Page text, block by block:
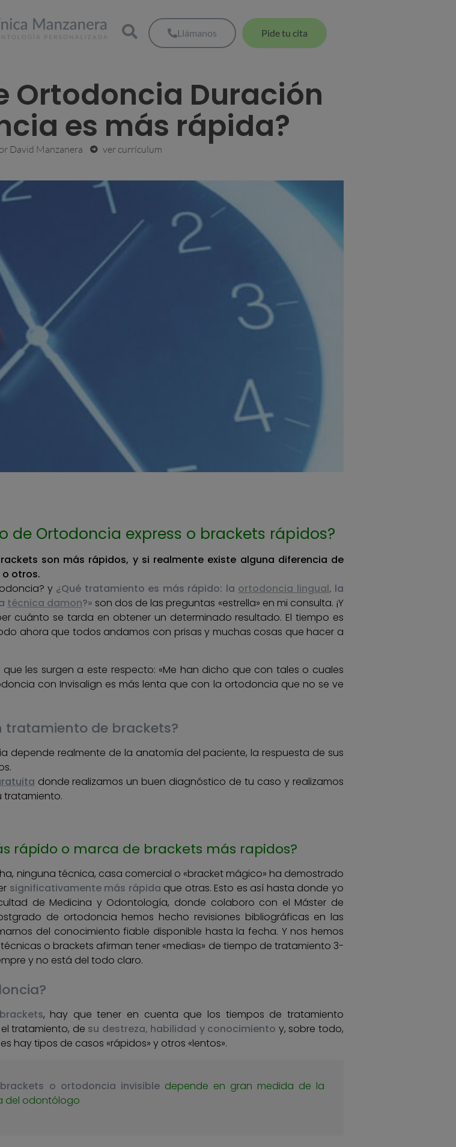
Llámanos Pide tu cita
Ortodoncia Duración
es más rápida?
David Manzanera ver currículum
de Ortodoncia express o brackets rápidos?
son más rápidos, y si realmente existe alguna diferencia de
otros.
y ¿Qué tratamiento es más rápido: la ortodoncia lingual, la
técnica damon?» son dos de las preguntas «estrella» en mi consulta. ¡Y
cuánto se tarda en obtener un determinado resultado. El tiempo es
ahora que todos andamos con prisas y muchas cosas que hacer a
les surgen a este respecto: «Me han dicho que con tales o cuales
con Invisalign es más lenta que con la ortodoncia que no se ve
de brackets?
depende realmente de la anatomía del paciente, la respuesta de sus
donde realizamos un buen diagnóstico de tu caso y realizamos
tratamiento.
rápido o marca de brackets más rapidos?
ninguna técnica, casa comercial o «bracket mágico» ha demostrado
significativamente más rápida que otras. Esto es así hasta donde yo
de Medicina y Odontología, donde colaboro con el Máster de
de ortodoncia hemos hecho revisiones bibliográficas en las
del conocimiento fiable disponible hasta la fecha. Y nos hemos
o brackets afirman tener «medias» de tiempo de tratamiento 3-
y no está del todo claro.
, hay que tener en cuenta que los tiempos de tratamiento
tratamiento, de su destreza, habilidad y conocimiento y, sobre todo,
hay tipos de casos «rápidos» y otros «lentos».
o ortodoncia invisibledepende en gran medida de la
del odontólogo